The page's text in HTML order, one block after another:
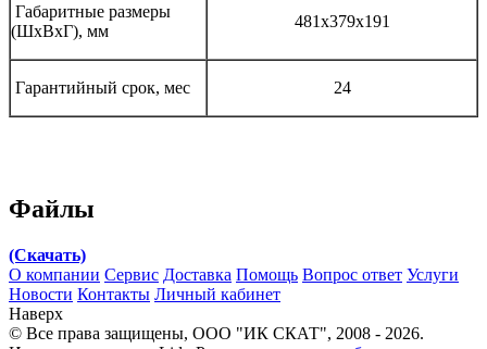
Габаритные размеры
(ШхВхГ), мм
481х379х191
Гарантийный срок, мес 24
Файлы
(Скачать)
О компании Сервис Доставка Помощь Вопрос ответ Услуги
Новости Контакты Личный кабинет
Наверх
© Все права защищены, ООО "ИК СКАТ", 2008 - 2026.